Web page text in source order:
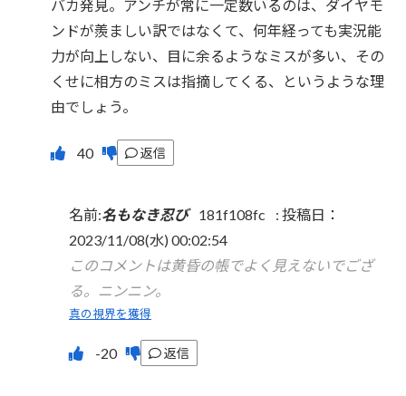
バカ発見。アンチが常に一定数いるのは、ダイヤモ
ンドが羨ましい訳ではなくて、何年経っても実況能
力が向上しない、目に余るようなミスが多い、その
くせに相方のミスは指摘してくる、というような理
由でしょう。
返信
名前:名もなき忍び 181f108fc : 投稿日：
2023/11/08(水) 00:02:54
このコメントは黄昏の帳でよく見えないでござ
る。ニンニン。
真の視界を獲得
返信